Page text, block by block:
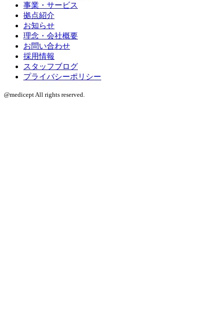
事業・サービス
拠点紹介
お知らせ
理念・会社概要
お問い合わせ
採用情報
スタッフブログ
プライバシーポリシー
@medicept All rights reserved.